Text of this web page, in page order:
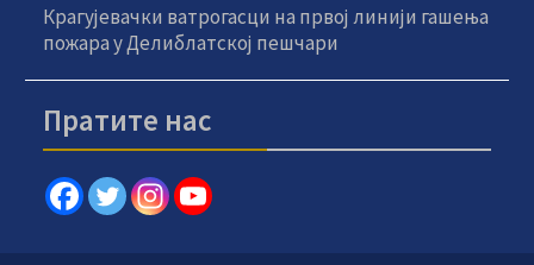
Крагујевачки ватрогасци на првој линији гашења
пожара у Делиблатској пешчари
Пратите нас